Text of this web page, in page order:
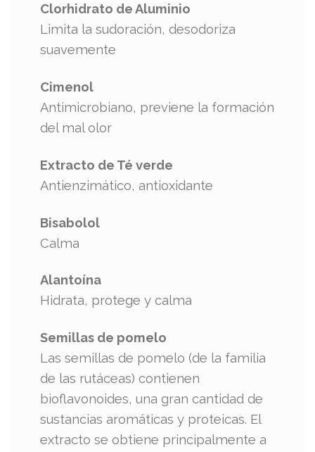
Clorhidrato de Aluminio
Limita la sudoración, desodoriza
suavemente
Cimenol
Antimicrobiano, previene la formación
del mal olor
Extracto de Té verde
Antienzimático, antioxidante
Bisabolol
Calma
Alantoína
Hidrata, protege y calma
Semillas de pomelo
Las semillas de pomelo (de la familia
de las rutáceas) contienen
bioflavonoides, una gran cantidad de
sustancias aromáticas y proteicas. El
extracto se obtiene principalmente a